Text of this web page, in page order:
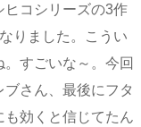
ヒコシリーズの3作
りました。こうい
すごいな～。今回
さん、最後にフタ
も効くと信じてたん